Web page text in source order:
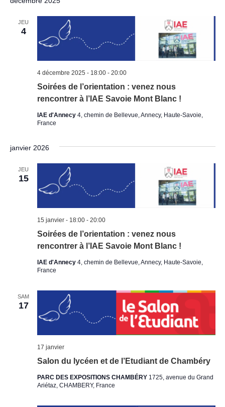
JEU
4
Soirées de l’orientation : venez nous
rencontrer à l’IAE Savoie Mont Blanc !
4 décembre 2025 - 18:00- 20:00
IAE d'Annecy 4, chemin de Bellevue, Annecy, Haute-Savoie,
France
janvier 2026
JEU
15
Soirées de l’orientation : venez nous
rencontrer à l’IAE Savoie Mont Blanc !
15 janvier - 18:00- 20:00
IAE d'Annecy 4, chemin de Bellevue, Annecy, Haute-Savoie,
France
SAM
17
Salon du lycéen et de l’Etudiant de Chambéry
17 janvier
PARC DES EXPOSITIONS CHAMBÉRY 1725, avenue du Grand
Ariétaz, CHAMBERY, France